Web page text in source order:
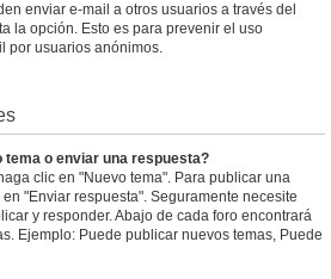
enviar e-mail a otros usuarios a través del
la opción. Esto es para prevenir el uso
por usuarios anónimos.
tema o enviar una respuesta?
clic en "Nuevo tema". Para publicar una
"Enviar respuesta". Seguramente necesite
y responder. Abajo de cada foro encontrará
Ejemplo: Puede publicar nuevos temas, Puede